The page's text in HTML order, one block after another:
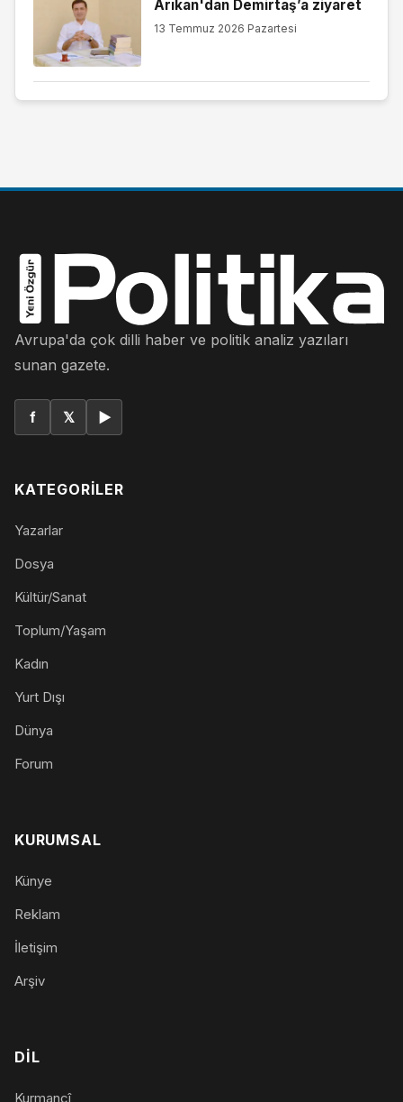
Arıkan'dan Demirtaş’a ziyaret
13 Temmuz 2026 Pazartesi
Avrupa'da çok dilli haber ve politik analiz yazıları
sunan gazete.
f 𝕏 ▶
KATEGORILER
Yazarlar
Dosya
Kültür/Sanat
Toplum/Yaşam
Kadın
Yurt Dışı
Dünya
Forum
KURUMSAL
Künye
Reklam
İletişim
Arşiv
DIL
Kurmancî